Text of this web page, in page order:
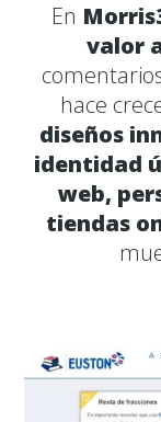
En
valor
hace
diseños
identidad
web,
tiendas